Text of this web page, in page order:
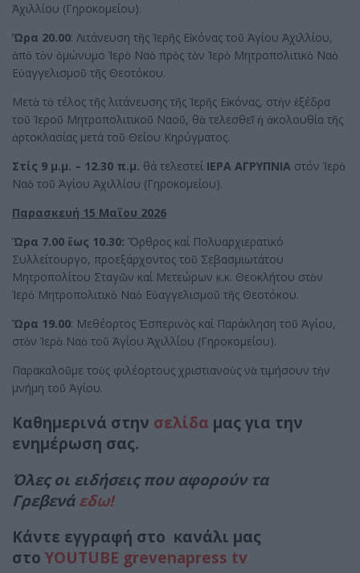
Ἀχιλλίου (Γηροκομείου).
Ὥρα 20.00: Λιτάνευση τῆς Ἱερῆς Εἰκόνας τοῦ Ἁγίου Ἀχιλλίου,
ἀπὸ τὸν ὁμώνυμο Ἱερὸ Ναὸ πρὸς τὸν Ἱερὸ Μητροπολιτικὸ Ναὸ
Εὐαγγελισμοῦ τῆς Θεοτόκου.
Μετὰ τὸ τέλος τῆς λιτάνευσης τῆς Ἱερῆς Εἰκόνας, στὴν ἐξέδρα
τοῦ Ἱεροῦ Μητροπολιτικοῦ Ναοῦ, θὰ τελεσθεῖ ἡ ἀκολουθία τῆς
ἀρτοκλασίας μετά τοῦ Θείου Κηρύγματος.
Στίς 9 μ.μ. – 12.30 π.μ. θά τελεστεί ΙΕΡΑ ΑΓΡΥΠΝΙΑ στόν Ἱερὸ
Ναὸ τοῦ Ἁγίου Ἀχιλλίου (Γηροκομείου).
Παρασκευή 15 Μαΐου 2026
Ὥρα 7.00 ἕως 10.30: Ὄρθρος καί Πολυαρχιερατικό
Συλλείτουργο, προεξάρχοντος τοῦ Σεβασμιωτάτου
Μητροπολίτου Σταγῶν καί Μετεώρων κ.κ. Θεοκλήτου στὸν
Ἱερὸ Μητροπολιτικὸ Ναὸ Εὐαγγελισμοῦ τῆς Θεοτόκου.
Ὥρα 19.00: Μεθέορτος Ἑσπερινὸς καί Παράκληση τοῦ Ἁγίου,
στὸν Ἱερὸ Ναὸ τοῦ Ἁγίου Ἀχιλλίου (Γηροκομείου).
Παρακαλοῦμε τοὺς φιλέορτους χριστιανοὺς νὰ τιμήσουν τὴν
μνήμη τοῦ Ἁγίου.
Καθημερινά στην σελίδα μας για την
ενημέρωση σας.
Όλες οι ειδήσεις που αφορούν τα
Γρεβενάεδω!
Κάντε εγγραφή στο κανάλι μας
στο YOUTUBE grevenapress tv